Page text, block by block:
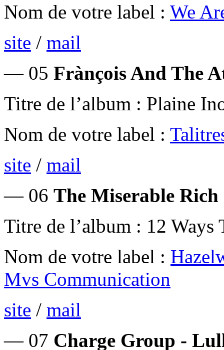
Nom de votre label : We
site / mail
— 05 Frànçois And The
Titre de l’album : Plaine
Nom de votre label :
site / mail
— 06 The Miserable Rich
Titre de l’album : 12 Ways
Nom de votre label :
Mvs Communication
site / mail
— 07 Charge Group -